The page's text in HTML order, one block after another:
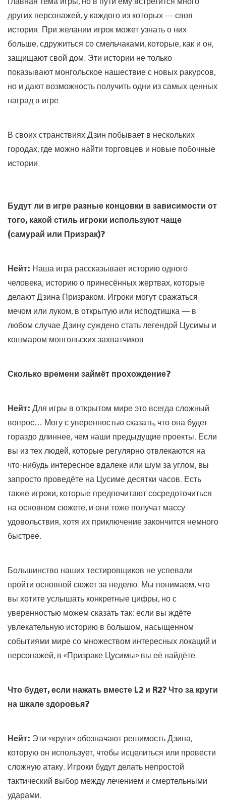
других персонажей, у каждого из которых — своя
история. При желании игрок может узнать о них
больше, сдружиться со смельчаками, которые, как и он,
защищают свой дом. Эти истории не только
показывают монгольское нашествие с новых ракурсов,
но и дают возможность получить одни из самых ценных
наград в игре.
В своих странствиях Дзин побывает в нескольких
городах, где можно найти торговцев и новые побочные
истории.
Будут ли в игре разные концовки в зависимости от
того, какой стиль игроки используют чаще
(самурай или Призрак)?
Нейт: Наша игра рассказывает историю одного
человека; историю о принесённых жертвах, которые
делают Дзина Призраком. Игроки могут сражаться
мечом или луком, в открытую или исподтишка — в
любом случае Дзину суждено стать легендой Цусимы и
кошмаром монгольских захватчиков.
Сколько времени займёт прохождение?
Нейт: Для игры в открытом мире это всегда сложный
вопрос… Могу с уверенностью сказать, что она будет
гораздо длиннее, чем наши предыдущие проекты. Если
вы из тех людей, которые регулярно отвлекаются на
что-нибудь интересное вдалеке или шум за углом, вы
запросто проведёте на Цусиме десятки часов. Есть
также игроки, которые предпочитают сосредоточиться
на основном сюжете, и они тоже получат массу
удовольствия, хотя их приключение закончится немного
быстрее.
Большинство наших тестировщиков не успевали
пройти основной сюжет за неделю. Мы понимаем, что
вы хотите услышать конкретные цифры, но с
уверенностью можем сказать так: если вы ждёте
увлекательную историю в большом, насыщенном
событиями мире со множеством интересных локаций и
персонажей, в «Призраке Цусимы» вы её найдёте.
Что будет, если нажать вместе L2 и R2? Что за круги
на шкале здоровья?
Нейт: Эти «круги» обозначают решимость Дзина,
которую он использует, чтобы исцелиться или провести
сложную атаку. Игроки будут делать непростой
тактический выбор между лечением и смертельными
ударами.